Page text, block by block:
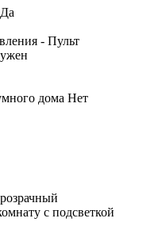
- Пульт
дома Нет
с подсветкой